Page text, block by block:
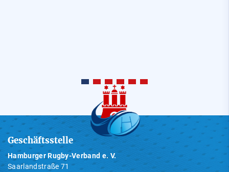
Geschäftsstelle
Hamburger Rugby-Verband e. V.
Saarlandstraße 71